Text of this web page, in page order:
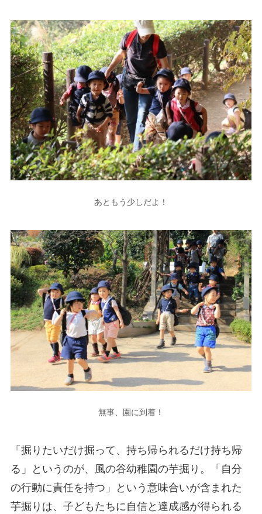
あともう少しだよ！
無事、園に到着！
「掘りたいだけ掘って、持ち帰られるだけ持ち帰
る」というのが、風の谷幼稚園の芋掘り。「自分
の行動に責任を持つ」という意味合いが含まれた
芋掘りは、子どもたちに自信と達成感が得られる